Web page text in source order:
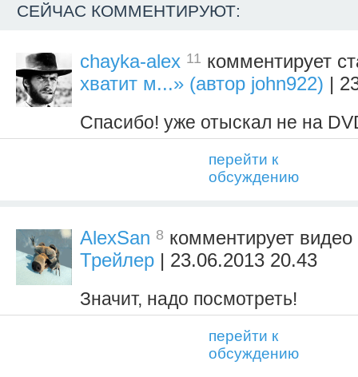
СЕЙЧАС КОММЕНТИРУЮТ:
chayka-alex 11 комментирует
хватит м...» (автор john922) |
Спасибо! уже отыскал не на
перейти к
обсуждению
AlexSan 8 комментирует видео
Трейлер | 23.06.2013 20.43
Значит, надо посмотреть!
перейти к
обсуждению